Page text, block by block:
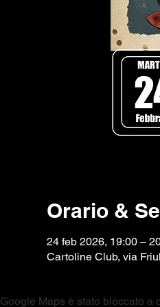
Orario &
24 feb 2026, 19:00 –
Cartoline Club, via
Google Maps è stato bloccato